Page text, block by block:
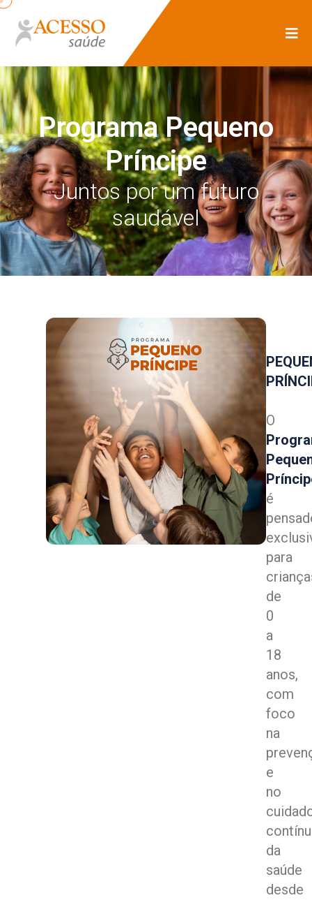
Programa Pequeno
Príncipe
Juntos por um futuro
saudável
O
é
para
de
0
a
18
anos,
com
foco
na
e
no
da
saúde
desde